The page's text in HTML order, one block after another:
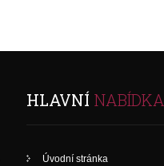
HLAVNÍ NABÍDKA
Úvodní stránka